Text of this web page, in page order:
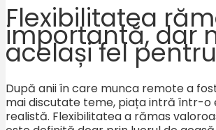
Flexibilitatea
importantă, dar
același fel
După anii în care munca remote a
mai discutate teme, piața intră într-o
realistă. Flexibilitatea a rămas